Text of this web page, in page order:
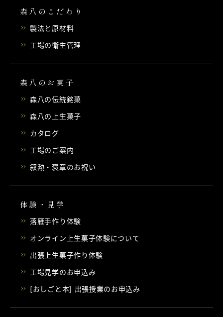
森八のこだわり
製法と原材料
工場の衛生管理
森八のお菓子
森八の伝統銘菓
森八の上生菓子
カタログ
工場のご案内
叙勲・褒章のお祝い
体験・見学
落雁手作り体験
オンライン上生菓子体験について
出張上生菓子作り体験
工場見学のお申込み
[おしごと本] 出張授業のお申込み